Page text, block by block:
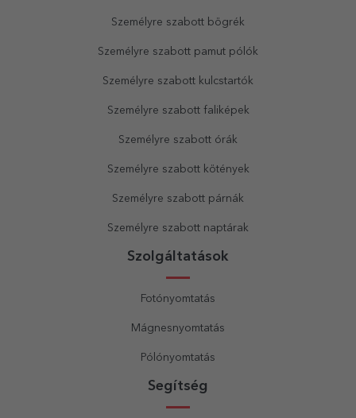
Személyre szabott bögrék
Személyre szabott pamut pólók
Személyre szabott kulcstartók
Személyre szabott faliképek
Személyre szabott órák
Személyre szabott kötények
Személyre szabott párnák
Személyre szabott naptárak
Szolgáltatások
Fotónyomtatás
Mágnesnyomtatás
Pólónyomtatás
Segítség